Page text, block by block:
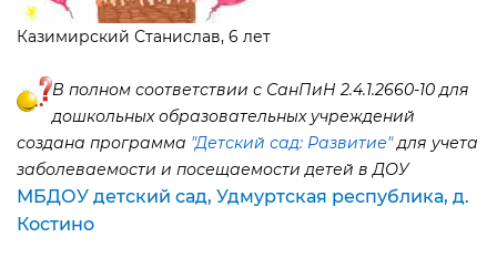
Казимирский Станислав, 6 лет
полном соответствии с СанПиН 2.4.1.2660-10 для
дошкольных образовательных учреждений
создана программа "Детский сад: Развитие"для учета
заболеваемости и посещаемости детей в ДОУ
МБДОУ детский сад, Удмуртская республика, д.
Костино